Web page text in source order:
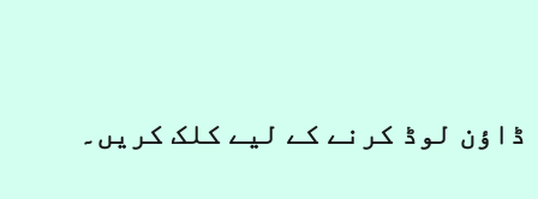
ڈاؤن لوڈ کرنے کے لیے کلک کریں۔